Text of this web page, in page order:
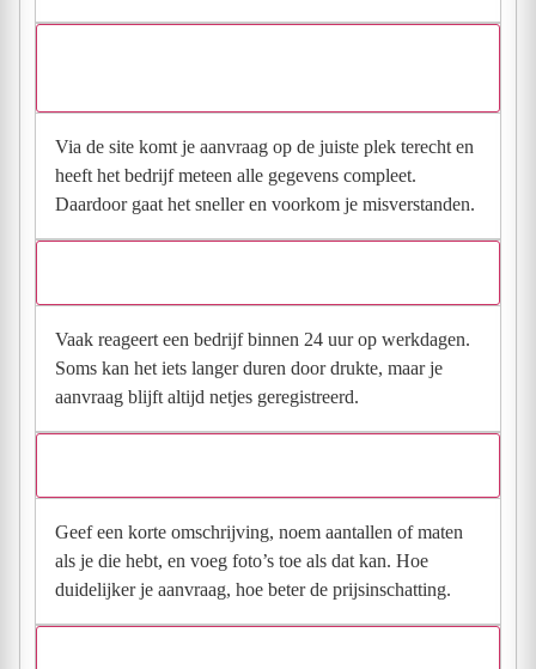
Via de site komt je aanvraag op de juiste plek terecht en
heeft het bedrijf meteen alle gegevens compleet.
Daardoor gaat het sneller en voorkom je misverstanden.
Vaak reageert een bedrijf binnen 24 uur op werkdagen.
Soms kan het iets langer duren door drukte, maar je
aanvraag blijft altijd netjes geregistreerd.
Geef een korte omschrijving, noem aantallen of maten
als je die hebt, en voeg foto’s toe als dat kan. Hoe
duidelijker je aanvraag, hoe beter de prijsinschatting.